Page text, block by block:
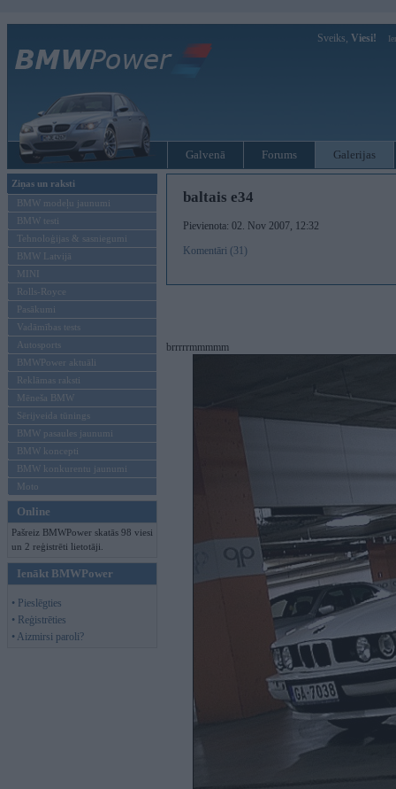
Sveiks, Viesi!
Galvenā Forums Galerijas
Ziņas un raksti
BMW modeļu jaunumi
BMW testi
Tehnoloģijas & sasniegumi
BMW Latvijā
MINI
Rolls-Royce
Pasākumi
Vadāmības tests
Autosports
BMWPower aktuāli
Reklāmas raksti
Mēneša BMW
Sērijveida tūnings
BMW pasaules jaunumi
BMW koncepti
BMW konkurentu jaunumi
Moto
Online
Pašreiz BMWPower skatās 98 viesi
un 2 reģistrēti lietotāji.
Ienākt BMWPower
• Pieslēgties
• Reģistrēties
• Aizmirsi paroli?
baltais e34
Pievienota: 02. Nov 2007, 12:32
Komentāri (31)
brrrrrmmmmm